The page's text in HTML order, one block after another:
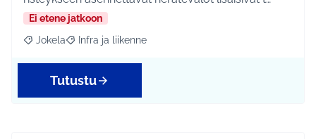
Ei etene jatkoon
Rajaa tulokset aihepiirin mukaan: Jokela
Jokela Rajaa tulokset teeman mukaan: Infra ja liikenne
Infra ja liikenne
Tutustu